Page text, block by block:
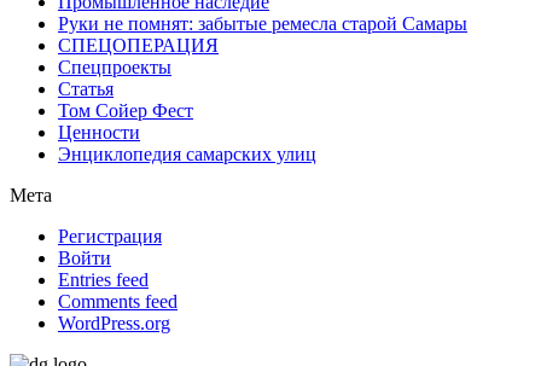
Руки не помнят: забытые ремесла старой Самары
СПЕЦОПЕРАЦИЯ
Спецпроекты
Статья
Том Сойер Фест
Ценности
Энциклопедия самарских улиц
Мета
Регистрация
Войти
Entries feed
Comments feed
WordPress.org